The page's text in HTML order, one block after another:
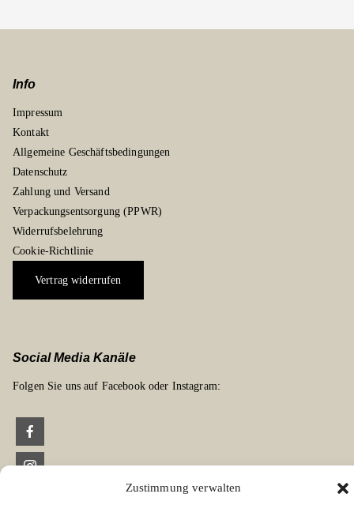
Zustimmung verwalten
Info
Impressum
Kontakt
Allgemeine Geschäftsbedingungen
Datenschutz
Zahlung und Versand
Verpackungsentsorgung (PPWR)
Widerrufsbelehrung
Cookie-Richtlinie
Vertrag widerrufen
Social Media Kanäle
Folgen Sie uns auf Facebook oder Instagram:
Links zu unseren Partnerverlagen